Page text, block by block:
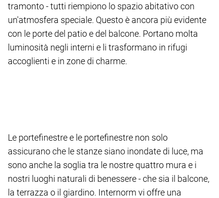
tramonto - tutti riempiono lo spazio abitativo con
un'atmosfera speciale. Questo è ancora più evidente
con le porte del patio e del balcone. Portano molta
luminosità negli interni e li trasformano in rifugi
accoglienti e in zone di charme.
Le portefinestre e le portefinestre non solo
assicurano che le stanze siano inondate di luce, ma
sono anche la soglia tra le nostre quattro mura e i
nostri luoghi naturali di benessere - che sia il balcone,
la terrazza o il giardino. Internorm vi offre una